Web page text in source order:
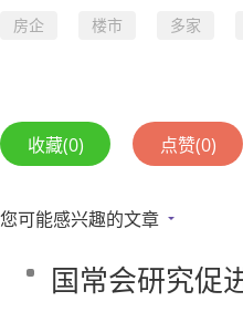
房企 楼市 多家
收藏(0) 点赞(0)
您可能感兴趣的文章
国常会研究促